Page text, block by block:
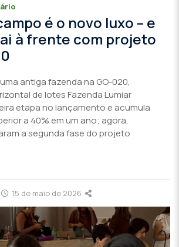
é o novo luxo – e
à frente com projeto
antiga fazenda na GO-020,
de lotes Fazenda Lumiar
etapa no lançamento e acumula
a 40% em um ano; agora,
a segunda fase do projeto
15 de maio de 2026